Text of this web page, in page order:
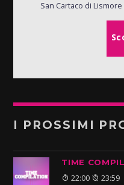
San Cartaco di Lismore
I PROSSIMI
TIME
22:00 23:59